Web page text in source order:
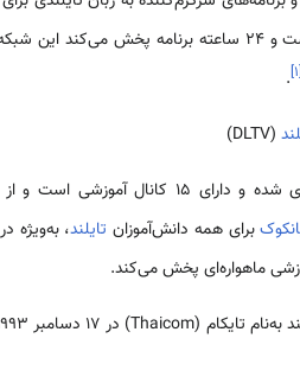
سراسر جهان تأسیس کرده است و ۲۴ ساعته برنامه پخش می‌کند
[۱]
.
(DLTV)
این شبکه از ۱۹۹۶ م راه اندازی شده و دارای ۱۵
برای همه دانش‌آموزان تایلند
ماهواره‌ای پخش می‌کند.